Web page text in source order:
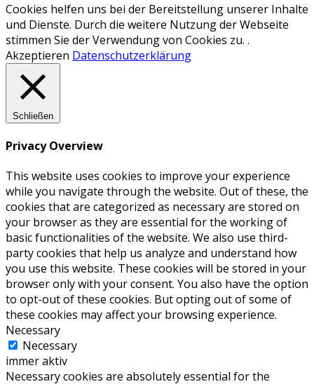
Cookies helfen uns bei der Bereitstellung unserer Inhalte
und Dienste. Durch die weitere Nutzung der Webseite
stimmen Sie der Verwendung von Cookies zu. .
Akzeptieren Datenschutzerklärung
Schließen
Privacy Overview
This website uses cookies to improve your experience
while you navigate through the website. Out of these, the
cookies that are categorized as necessary are stored on
your browser as they are essential for the working of
basic functionalities of the website. We also use third-
party cookies that help us analyze and understand how
you use this website. These cookies will be stored in your
browser only with your consent. You also have the option
to opt-out of these cookies. But opting out of some of
these cookies may affect your browsing experience.
Necessary
Necessary
immer aktiv
Necessary cookies are absolutely essential for the